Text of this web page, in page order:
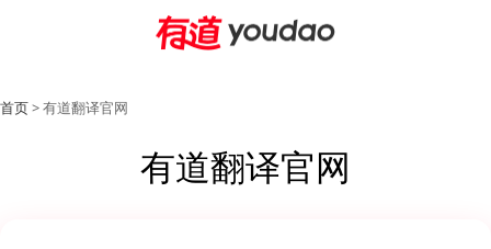
首页> 有道翻译官网
有道翻译官网